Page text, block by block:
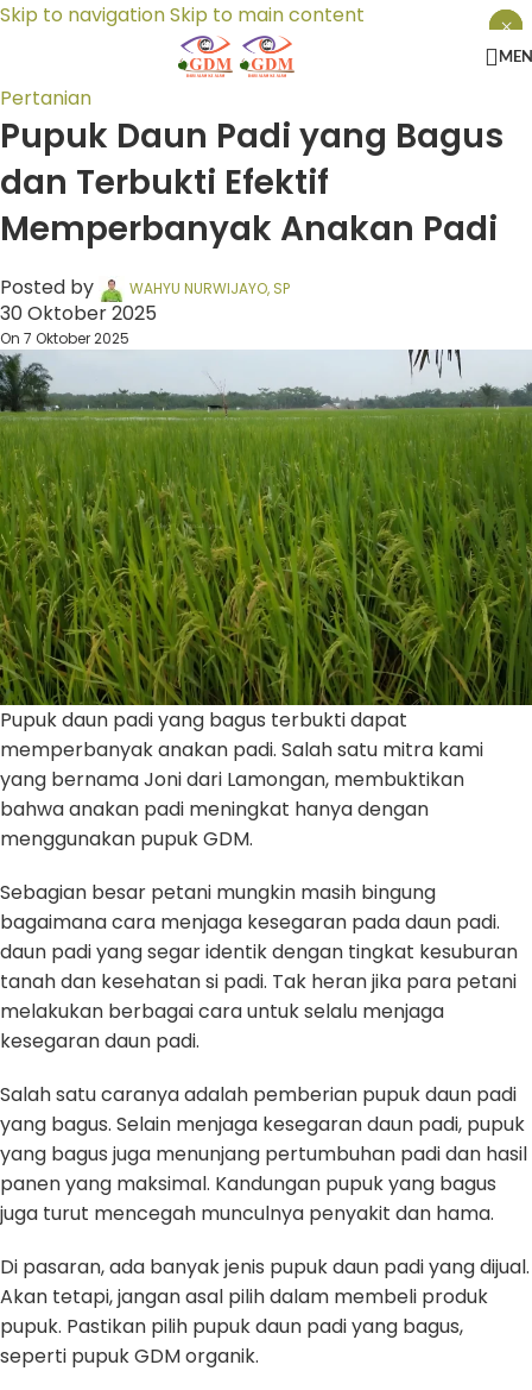
Skip to navigationSkip to main content
Pertanian
Pupuk Daun Padi yang Bagus
dan Terbukti Efektif
Memperbanyak Anakan Padi
Posted by WAHYU NURWIJAYO, SP
30 Oktober 2025
On 7 Oktober 2025
Pupuk daun padi yang bagus terbukti dapat
memperbanyak anakan padi. Salah satu mitra kami
yang bernama Joni dari Lamongan, membuktikan
bahwa anakan padi meningkat hanya dengan
menggunakan pupuk GDM.
Sebagian besar petani mungkin masih bingung
bagaimana cara menjaga kesegaran pada daun padi.
daun padi yang segar identik dengan tingkat kesuburan
tanah dan kesehatan si padi. Tak heran jika para petani
melakukan berbagai cara untuk selalu menjaga
kesegaran daun padi.
Salah satu caranya adalah pemberian pupuk daun padi
yang bagus. Selain menjaga kesegaran daun padi, pupuk
yang bagus juga menunjang pertumbuhan padi dan hasil
panen yang maksimal. Kandungan pupuk yang bagus
juga turut mencegah munculnya penyakit dan hama.
Di pasaran, ada banyak jenis pupuk daun padi yang dijual.
Akan tetapi, jangan asal pilih dalam membeli produk
pupuk. Pastikan pilih pupuk daun padi yang bagus,
seperti pupuk GDM organik.
×
×
×